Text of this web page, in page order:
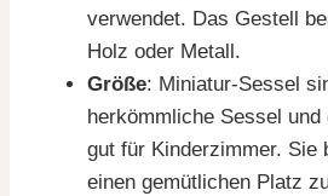
verwendet. Das Gestell
Holz oder Metall.
Größe: Miniatur-Sessel
herkömmliche Sessel
gut für Kinderzimmer. Sie
einen gemütlichen Platz